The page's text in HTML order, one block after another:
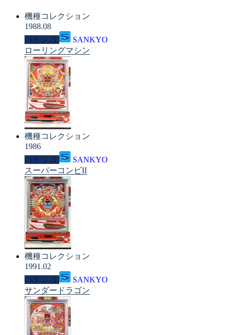
機種コレクション
1988.08
パチンコ
SANKYO
ローリングマシン
機種コレクション
1986
パチンコ
SANKYO
スーパーコンビII
機種コレクション
1991.02
パチンコ
SANKYO
サンダードラゴン